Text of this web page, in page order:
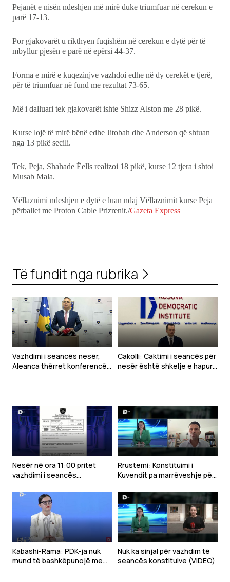
Pejanët e nisën ndeshjen më mirë duke triumfuar në cerekun e
parë 17-13.
Por gjakovarët u rikthyen fuqishëm në cerekun e dytë për të
mbyllur pjesën e parë në epërsi 44-37.
Forma e mirë e kuqezinjve vazhdoi edhe në dy cerekët e tjerë,
për të triumfuar në fund me rezultat 73-65.
Më i dalluari tek gjakovarët ishte Shizz Alston me 28 pikë.
Kurse lojë të mirë bënë edhe Jitobah dhe Anderson që shtuan
nga 13 pikë secili.
Tek, Peja, Shahade Ëells realizoi 18 pikë, kurse 12 tjera i shtoi
Musab Mala.
Vëllaznimi ndeshjen e dytë e luan ndaj Vëllaznimit kurse Peja
përballet me Proton Cable Prizrenit./Gazeta Express
Të fundit nga rubrika
Vazhdimi i seancës nesër,
Aleanca thërret konferencë
Cakolli: Caktimi i seancës për
nesër është shkelje e hapur
Nesër në ora 11:00 pritet
vazhdimi i seancës
Rrustemi: Konstituimi i
Kuvendit pa marrëveshje për
zgjedhjeve
Kabashi-Rama: PDK-ja nuk
mund të bashkëpunojë me
Nuk ka sinjal për vazhdim të
seancës konstituive (VIDEO)